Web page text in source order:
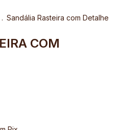
. Sandália Rasteira com Detalhe
COM